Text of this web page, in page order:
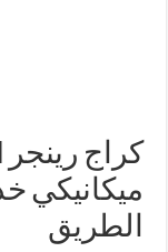
ميكانيكي
الطريق